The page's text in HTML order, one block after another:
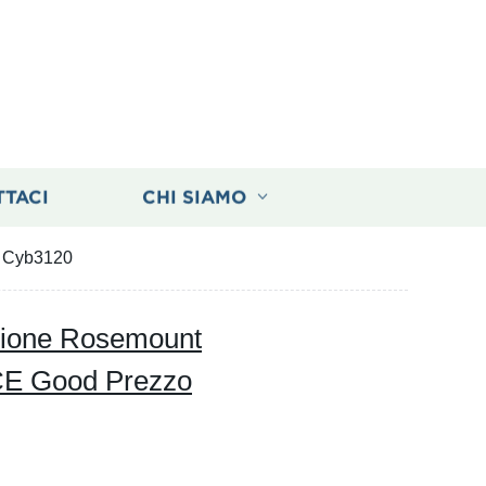
CHI SIAMO
Rosemount
Good Prezzo